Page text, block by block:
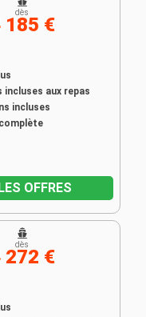
incluses aux repas
incluses
dès
185 €
OFFRES
dès
272 €